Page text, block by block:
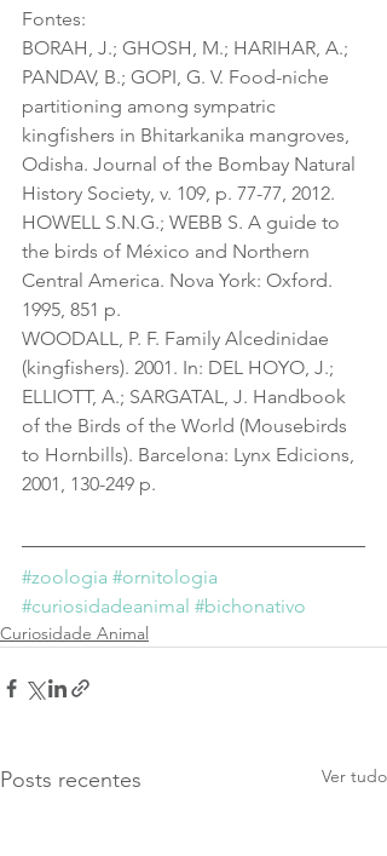
Fontes:
BORAH, J.; GHOSH, M.; HARIHAR, A.;
PANDAV, B.; GOPI, G. V. Food-niche
partitioning among sympatric
kingfishers in Bhitarkanika mangroves,
Odisha. Journal of the Bombay Natural
History Society, v. 109, p. 77-77, 2012.
HOWELL S.N.G.; WEBB S. A guide to
the birds of México and Northern
Central America. Nova York: Oxford.
1995, 851 p.
WOODALL, P. F. Family Alcedinidae
(kingfishers). 2001. In: DEL HOYO, J.;
ELLIOTT, A.; SARGATAL, J. Handbook
of the Birds of the World (Mousebirds
to Hornbills). Barcelona: Lynx Edicions,
2001, 130-249 p.
#zoologia #ornitologia
#curiosidadeanimal #bichonativo
Curiosidade Animal
Posts recentes Ver tudo